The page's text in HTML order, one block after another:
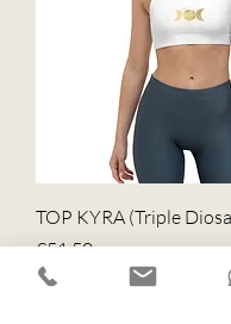
TOP KYRA (Triple
Price
€51.50